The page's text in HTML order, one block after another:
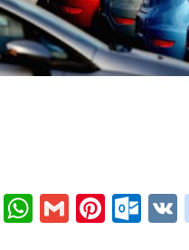
Li W G
Pi O V